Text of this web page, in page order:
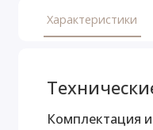
Характеристики
Комплектация